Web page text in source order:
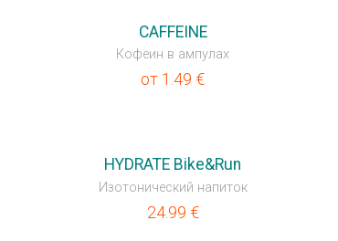
CAFFEINE
Кофеин в ампулах
от 1.49 €
HYDRATE Bike&Run
Изотонический напиток
24.99 €